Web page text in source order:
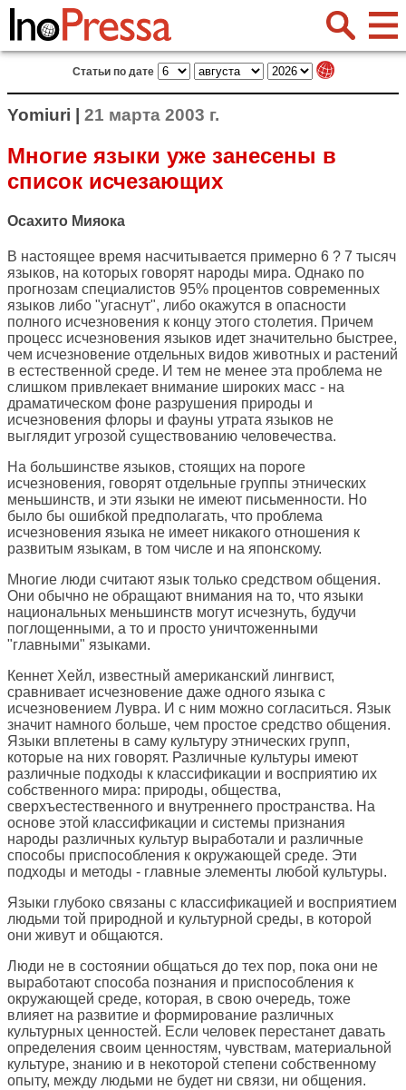
Статьи по дате
Yomiuri | 21 марта 2003 г.
Многие языки уже занесены в
список исчезающих
Осахито Мияока
В настоящее время насчитывается примерно 6 ? 7 тысяч
языков, на которых говорят народы мира. Однако по
прогнозам специалистов 95% процентов современных
языков либо "угаснут", либо окажутся в опасности
полного исчезновения к концу этого столетия. Причем
процесс исчезновения языков идет значительно быстрее,
чем исчезновение отдельных видов животных и растений
в естественной среде. И тем не менее эта проблема не
слишком привлекает внимание широких масс - на
драматическом фоне разрушения природы и
исчезновения флоры и фауны утрата языков не
выглядит угрозой существованию человечества.
На большинстве языков, стоящих на пороге
исчезновения, говорят отдельные группы этнических
меньшинств, и эти языки не имеют письменности. Но
было бы ошибкой предполагать, что проблема
исчезновения языка не имеет никакого отношения к
развитым языкам, в том числе и на японскому.
Многие люди считают язык только средством общения.
Они обычно не обращают внимания на то, что языки
национальных меньшинств могут исчезнуть, будучи
поглощенными, а то и просто уничтоженными
"главными" языками.
Кеннет Хейл, известный американский лингвист,
сравнивает исчезновение даже одного языка с
исчезновением Лувра. И с ним можно согласиться. Язык
значит намного больше, чем простое средство общения.
Языки вплетены в саму культуру этнических групп,
которые на них говорят. Различные культуры имеют
различные подходы к классификации и восприятию их
собственного мира: природы, общества,
сверхъестественного и внутреннего пространства. На
основе этой классификации и системы признания
народы различных культур выработали и различные
способы приспособления к окружающей среде. Эти
подходы и методы - главные элементы любой культуры.
Языки глубоко связаны с классификацией и восприятием
людьми той природной и культурной среды, в которой
они живут и общаются.
Люди не в состоянии общаться до тех пор, пока они не
выработают способа познания и приспособления к
окружающей среде, которая, в свою очередь, тоже
влияет на развитие и формирование различных
культурных ценностей. Если человек перестанет давать
определения своим ценностям, чувствам, материальной
культуре, знанию и в некоторой степени собственному
опыту, между людьми не будет ни связи, ни общения.